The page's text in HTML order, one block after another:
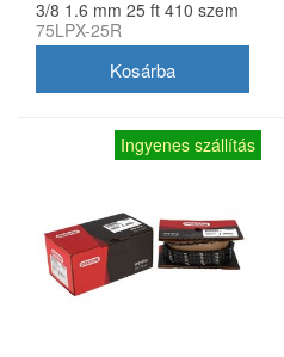
3/8 1.6 mm 25 ft 410 szem
75LPX-25R
Ingyenes szállítás